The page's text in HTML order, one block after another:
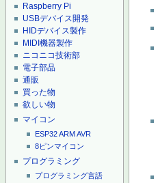
Raspberry Pi
USBデバイス開発
HIDデバイス製作
MIDI機器製作
ニコニコ技術部
電子部品
通販
買った物
欲しい物
マイコン
ESP32ARMAVR
8ピンマイコン
プログラミング
プログラミング言語